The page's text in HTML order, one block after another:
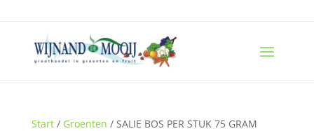
Start/ Groenten / SALIE BOS PER STUK 75 GRAM